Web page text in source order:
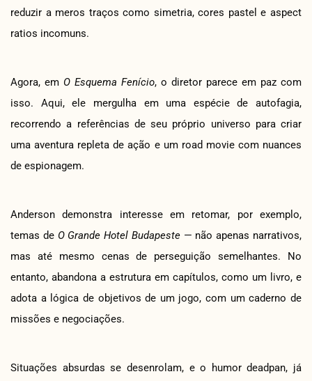
reduzir a meros traços como simetria, cores pastel e aspect
ratios incomuns.
Agora, em O Esquema Fenício, o diretor parece em paz com
isso. Aqui, ele mergulha em uma espécie de autofagia,
recorrendo a referências de seu próprio universo para criar
uma aventura repleta de ação e um road movie com nuances
de espionagem.
Anderson demonstra interesse em retomar, por exemplo,
temas de O Grande Hotel Budapeste— não apenas narrativos,
mas até mesmo cenas de perseguição semelhantes. No
entanto, abandona a estrutura em capítulos, como um livro, e
adota a lógica de objetivos de um jogo, com um caderno de
missões e negociações.
Situações absurdas se desenrolam, e o humor deadpan, já